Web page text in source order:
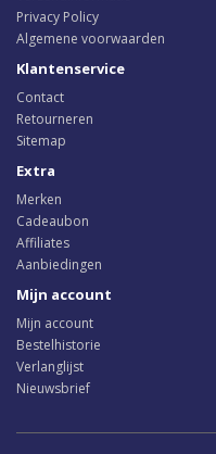
Privacy Policy
Algemene voorwaarden
Klantenservice
Contact
Retourneren
Sitemap
Extra
Merken
Cadeaubon
Affiliates
Aanbiedingen
Mijn account
Mijn account
Bestelhistorie
Verlanglijst
Nieuwsbrief